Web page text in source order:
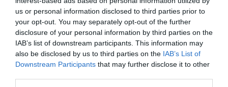
us or personal information disclosed to third parties prior to
your opt-out. You may separately opt-out of the further
disclosure of your personal information by third parties on the
IAB’s list of downstream participants. This information may
also be disclosed by us to third parties on the IAB’s List of
Downstream Participants that may further disclose it to other
Ιωάννα Τούνη και Δημήτρης Ρομπέρτο: Η
αδημοσίευτη φωτογραφία που άναψε
φωτιές στα social media
ΙΩΑΝΝΑ ΚΑΡΑ
07.08.2026 | 14:53
Ανδρομάχη: Οι πόζες μέσα στη θάλασσα